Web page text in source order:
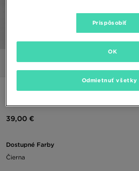
Obrázky
ADIDAS 3 STRIPES FULL ZIP HOODIE
39,00 €
Dostupné Farby
Čierna
Prispôsobiť
Odmietnuť všetky
OK